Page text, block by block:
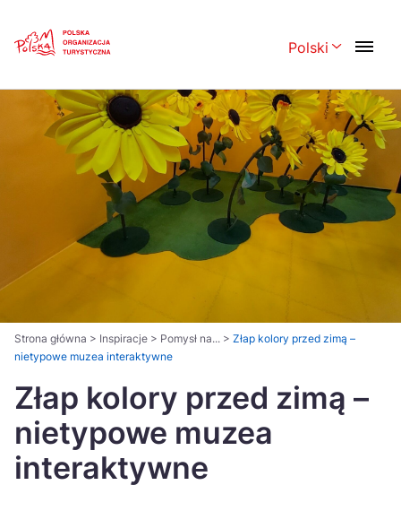
Polski
English
中国
Deutsch
Français
Italiano Magyar
Português Norsk
Україна
Zamknij
Strona główna > Inspiracje > Pomysł na... > Złap kolory przed zimą –
nietypowe muzea interaktywne
Złap kolory przed zimą –
nietypowe muzea
interaktywne